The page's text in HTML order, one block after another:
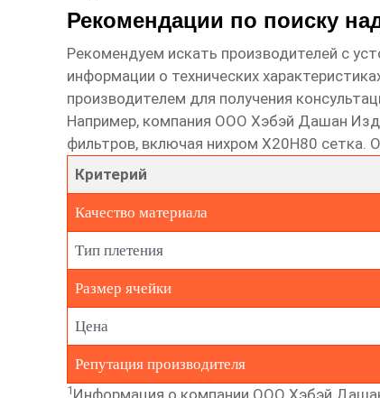
Рекомендации по поиску
Рекомендуем искать производителей с
информации о технических
производителем для получения
Например, компания ООО Хэбэй Дашан
фильтров, включая нихром Х20Н80 сетка.
Критерий
Качество материала
Тип плетения
Размер ячейки
Цена
Репутация производителя
1